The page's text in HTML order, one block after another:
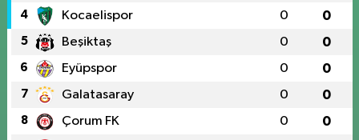
4 Kocaelispor 0 0
5 Beşiktaş 0 0
6 Eyüpspor 0 0
7 Galatasaray 0 0
8 Çorum FK 0 0